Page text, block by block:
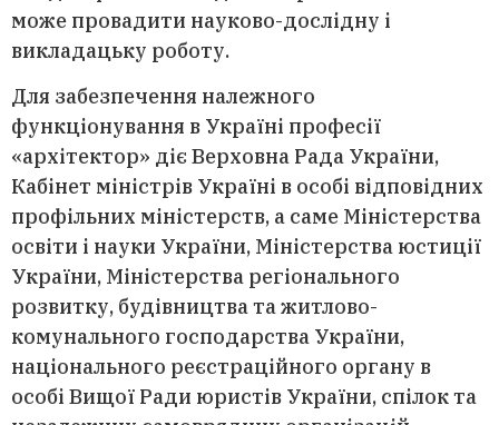
може провадити науково-дослідну і
викладацьку роботу.
Для забезпечення належного
функціонування в Україні професії
«архітектор» діє Верховна Рада України,
Кабінет міністрів Україні в особі відповідних
профільних міністерств, а саме Міністерства
освіти і науки України, Міністерства юстиції
України, Міністерства регіонального
розвитку, будівництва та житлово-
комунального господарства України,
національного реєстраційного органу в
особі Вищої Ради юристів України, спілок та